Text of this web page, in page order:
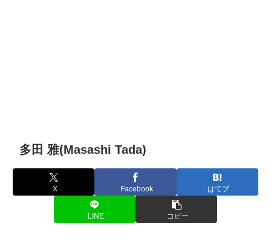
多田 雅(Masashi Tada)
X Facebook はてブ
LINE コピー